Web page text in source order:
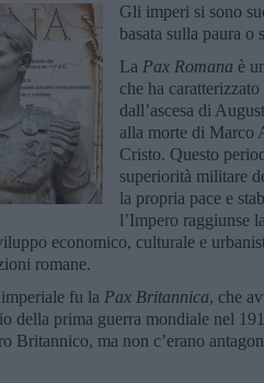
Gli imperi si sono
basata sulla paura o
La Pax Romana è
che ha
dall’ascesa di
alla morte di Marco
Cristo. Questo
superiorità militare
la propria pace e
l’Impero raggiunse
economico, culturale e
romane.
fu la Pax Britannica, che
della prima guerra mondiale nel
Britannico, ma non c’erano